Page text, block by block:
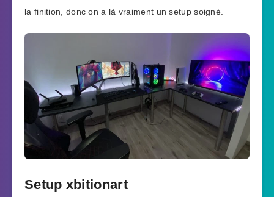
la finition, donc on a là vraiment un setup soigné.
Setup xbitionart